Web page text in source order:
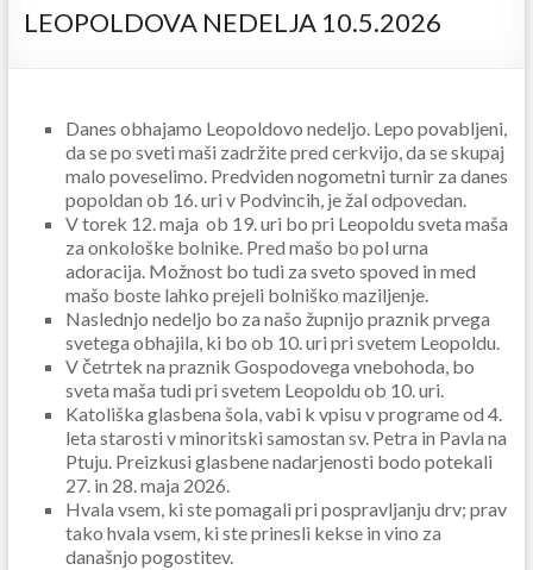
LEOPOLDOVA NEDELJA 10.5.2026
Danes obhajamo Leopoldovo nedeljo. Lepo povabljeni,
da se po sveti maši zadržite pred cerkvijo, da se skupaj
malo poveselimo. Predviden nogometni turnir za danes
popoldan ob 16. uri v Podvincih, je žal odpovedan.
V torek 12. maja ob 19. uri bo pri Leopoldu sveta maša
za onkološke bolnike. Pred mašo bo pol urna
adoracija. Možnost bo tudi za sveto spoved in med
mašo boste lahko prejeli bolniško maziljenje.
Naslednjo nedeljo bo za našo župnijo praznik prvega
svetega obhajila, ki bo ob 10. uri pri svetem Leopoldu.
V četrtek na praznik Gospodovega vnebohoda, bo
sveta maša tudi pri svetem Leopoldu ob 10. uri.
Katoliška glasbena šola, vabi k vpisu v programe od 4.
leta starosti v minoritski samostan sv. Petra in Pavla na
Ptuju. Preizkusi glasbene nadarjenosti bodo potekali
27. in 28. maja 2026.
Hvala vsem, ki ste pomagali pri pospravljanju drv; prav
tako hvala vsem, ki ste prinesli kekse in vino za
današnjo pogostitev.